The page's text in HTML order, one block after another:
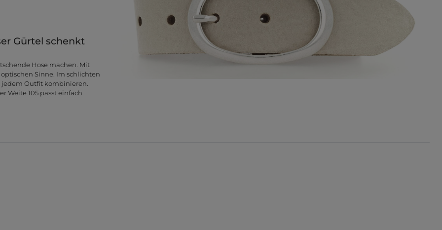
Gürtel schenkt
Hose machen. Mit
Sinne. Im schlichten
jedem Outfit kombinieren.
Weite 105 passt einfach